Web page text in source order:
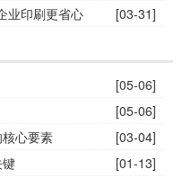
业印刷更省心
[03-31]
[05-06]
[05-06]
心要素
[03-04]
[01-13]